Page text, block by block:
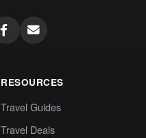
RESOURCES
Travel Guides
Travel Deals